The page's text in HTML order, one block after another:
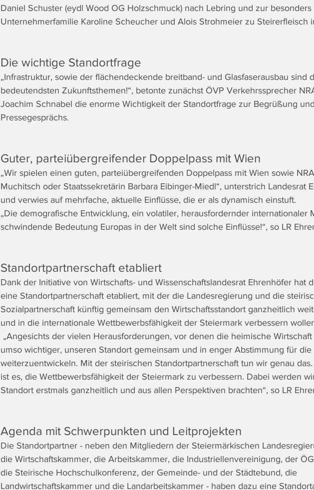
Daniel Schuster (eydl Wood OG Holzschmuck) nach Lebring und zur
Unternehmerfamilie Karoline Scheucher und Alois Strohmeier zu Steirerfleisch
Die wichtige Standortfrage
„Infrastruktur, sowie der flächendeckende breitband- und Glasfaserausbau sind
bedeutendsten Zukunftsthemen!“, betonte zunächst ÖVP Verkehrssprecher
Joachim Schnabel die enorme Wichtigkeit der Standortfrage zur Begrüßung
Pressegesprächs.
Guter, parteiübergreifender Doppelpass mit Wien
„Wir spielen einen guten, parteiübergreifenden Doppelpass mit Wien sowie
Muchitsch oder Staatssekretärin Barbara Eibinger-Miedl“, unterstrich Landesrat
und verwies auf mehrfache, aktuelle Einflüsse, die er als dynamisch einstuft.
„Die demografische Entwicklung, ein volatiler, herausfordernder internationaler
schwindende Bedeutung Europas in der Welt sind solche Einflüsse!“, so LR
Standortpartnerschaft etabliert
Dank der Initiative von Wirtschafts- und Wissenschaftslandesrat Ehrenhöfer hat
eine Standortpartnerschaft etabliert, mit der die Landesregierung und die
Sozialpartnerschaft künftig gemeinsam den Wirtschaftsstandort ganzheitlich
und in die internationale Wettbewerbsfähigkeit der Steiermark verbessern
„Angesichts der vielen Herausforderungen, vor denen die heimische Wirtschaft
umso wichtiger, unseren Standort gemeinsam und in enger Abstimmung für
weiterzuentwickeln. Mit der steirischen Standortpartnerschaft tun wir genau
ist es, die Wettbewerbsfähigkeit der Steiermark zu verbessern. Dabei werden
Standort erstmals ganzheitlich und aus allen Perspektiven brachten“, so LR
Agenda mit Schwerpunkten und Leitprojekten
Die Standortpartner - neben den Mitgliedern der Steiermärkischen
die Wirtschaftskammer, die Arbeitskammer, die Industriellenvereinigung, der
die Steirische Hochschulkonferenz, der Gemeinde- und der Städtebund, die
Landwirtschaftskammer und die Landarbeitskammer - haben dazu eine